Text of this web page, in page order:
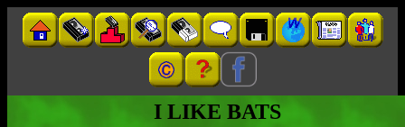
I LIKE BATS